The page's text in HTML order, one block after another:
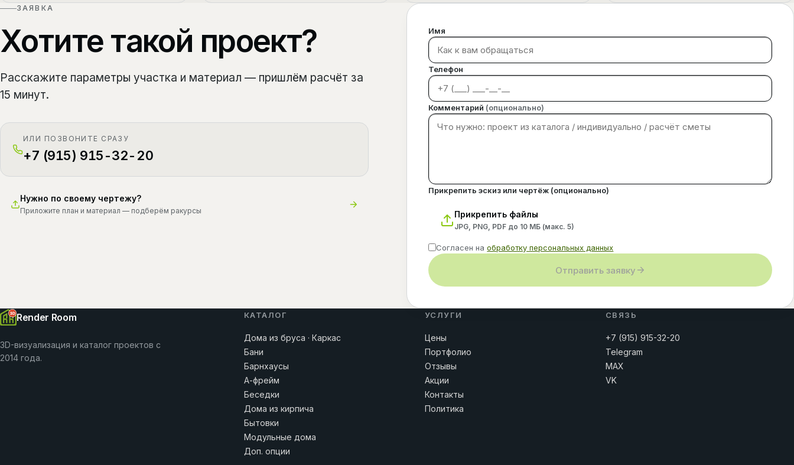
ЗАЯВКА
Хотите такой проект?
Расскажите параметры участка и материал — пришлём расчёт за
15 минут.
ИЛИ ПОЗВОНИТЕ СРАЗУ
+7 (915) 915-32-20
Нужно по своему чертежу?
Приложите план и материал — подберём ракурсы
Имя
Телефон
Комментарий (опционально)
Прикрепить эскиз или чертёж (опционально)
Прикрепить файлы
JPG, PNG, PDF до 10 МБ (макс.5)
Согласен наобработку персональных данных
Отправить заявку
Render Room
3D-визуализация и каталог проектов с
2014 года.
КАТАЛОГ
Дома из бруса · Каркас
Бани
Барнхаусы
А-фрейм
Беседки
Дома из кирпича
Бытовки
Модульные дома
Доп. опции
УСЛУГИ
Цены
Портфолио
Отзывы
Акции
Контакты
Политика
СВЯЗЬ
+7 (915) 915-32-20
Telegram
MAX
VK